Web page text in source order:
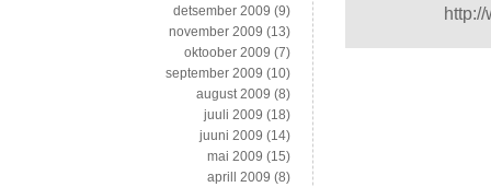
detsember 2009 (9)
november 2009 (13)
oktoober 2009 (7)
september 2009 (10)
august 2009 (8)
juuli 2009 (18)
juuni 2009 (14)
mai 2009 (15)
aprill 2009 (8)